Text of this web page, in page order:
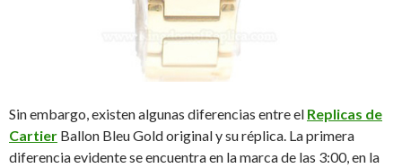
Sin embargo, existen algunas diferencias entre el Replicas de
Cartier Ballon Bleu Gold original y su réplica. La primera
diferencia evidente se encuentra en la marca de las 3:00, en la